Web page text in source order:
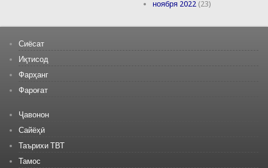
ноября 2022 (23)
Сиёсат
Иқтисод
Фарҳанг
Фароғат
Ҷавонон
Сайёҳӣ
Таърихи ТВТ
Тамос